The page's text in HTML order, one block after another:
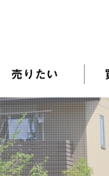
ある質問